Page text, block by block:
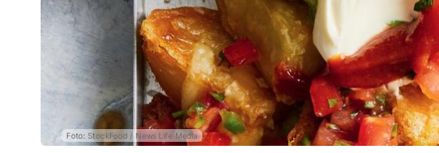
Foto: StockFood / News Life Media